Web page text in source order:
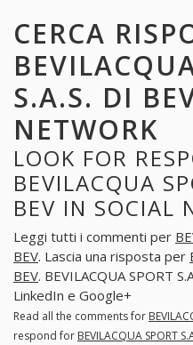
CERCA
S.A.S. DI
NETWORK
LOOK FOR
BEVILACQUA
BEV IN SOCIAL
Leggi tutti i commenti per
BEV. Lascia una risposta per
BEV. BEVILACQUA SPORT
LinkedIn e Google+
Read all the comments for
respond for BEVILACQUA SPORT